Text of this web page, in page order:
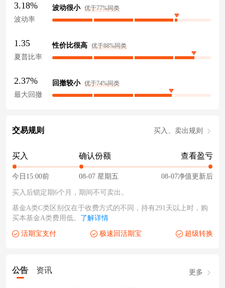
3.18%
波动率
波动很小 优于77%同类
1.35
夏普比率
性价比很高 优于88%同类
2.37%
最大回撤
回撤较小 优于74%同类
交易规则 买入、卖出规则
买入
今日15:00前
确认份额
08-07 星期五
查看盈亏
08-07净值更新后
买入后锁定期6个月，期间不可卖出。
基金A类C类区别仅在于收费方式的不同，持有291天以上时，购
买本基金A类费用低。 了解详情
活期宝支付 极速回活期宝 超级转换
公告 资讯 更多